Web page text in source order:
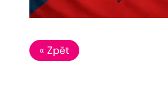
« Zpět